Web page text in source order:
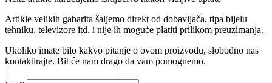
Artikle velikih gabarita šaljemo direkt od dobavljača, tipa bijelu
tehniku, televizore itd. i nije ih moguće platiti prilikom preuzimanja.
Ukoliko imate bilo kakvo pitanje o ovom proizvodu, slobodno nas
kontaktirajte. Bit će nam drago da vam pomognemo.